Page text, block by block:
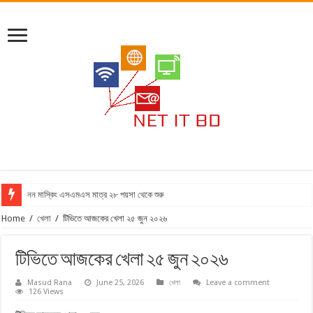
নন মাস্কিং এসএমএস মাত্র ২৮ পয়সা থেকে শুরু
Home / খেলা / টিভিতে আজকের খেলা ২৫ জুন ২০২৬
টিভিতে আজকের খেলা ২৫ জুন ২০২৬
Masud Rana June 25, 2026 খেলা
Leave a comment
126 Views